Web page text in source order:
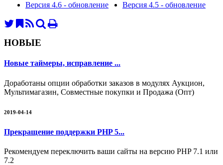
Версия 4.6 - обновление
Версия 4.5 - обновление
НОВЫЕ
Новые таймеры, исправление ...
Доработаны опции обработки заказов в модулях Аукцион,
Мультимагазин, Совместные покупки и Продажа (Опт)
2019-04-14
Прекращение поддержки PHP 5...
Рекомендуем переключить ваши сайты на версию PHP 7.1 или
7.2